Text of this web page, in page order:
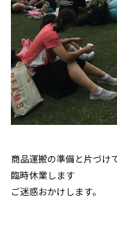
商品運搬の準備と片づ
臨時休業します
ご迷惑おかけします。